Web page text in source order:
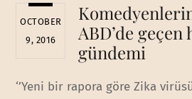
OCTOBER
9, 2016
ABD’de geçen
gündemi
‘’Yeni bir rapora göre Zika